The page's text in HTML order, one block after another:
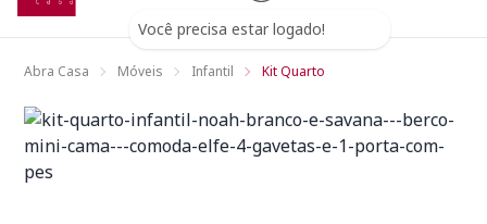
Você precisa estar logado!
Abra Casa Móveis Infantil Kit Quarto